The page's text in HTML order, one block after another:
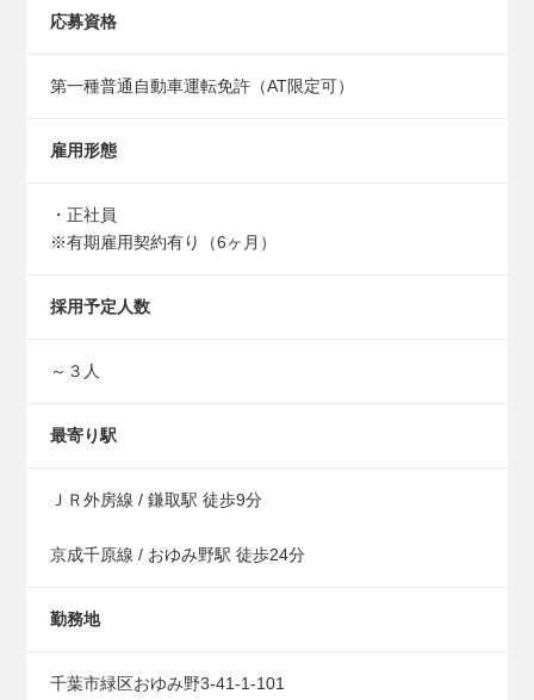
応募資格
第一種普通自動車運転免許（AT限定可）
雇用形態
・正社員
※有期雇用契約有り（6ヶ月）
採用予定人数
～３人
最寄り駅
ＪＲ外房線 / 鎌取駅 徒歩9分
京成千原線 / おゆみ野駅 徒歩24分
勤務地
千葉市緑区おゆみ野3-41-1-101